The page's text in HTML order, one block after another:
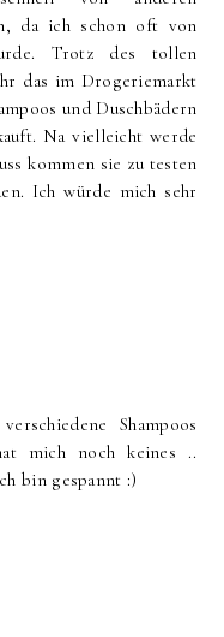
da ich schon oft von
Trotz des tollen
das im Drogeriemarkt
und Duschbädern
Na vielleicht werde
kommen sie zu testen
Ich würde mich sehr
Shampoos
mich noch keines ..
bin gespannt :)